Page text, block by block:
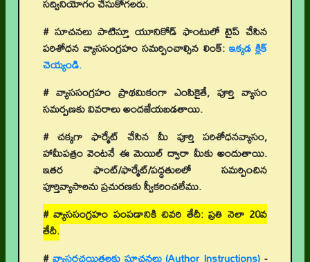
సద్వినియోగం చేసుకోగలరు.
# సూచనలు పాటిస్తూ యూనికోడ్ ఫాంటులో టైప్ చేసిన
పరిశోధన వ్యాససంగ్రహం సమర్పించాల్సిన లింక్: ఇక్కడ క్లిక్
చెయ్యండి.
# వ్యాససంగ్రహం ప్రాథమికంగా ఎంపికైతే, పూర్తి వ్యాసం
సమర్పణకు వివరాలు అందజేయబడతాయి.
# చక్కగా ఫార్మేట్ చేసిన మీ పూర్తి పరిశోధనవ్యాసం,
హామీపత్రం వెంటనే ఈ మెయిల్ ద్వారా మీకు అందుతాయి.
ఇతర ఫాంట్/ఫార్మేట్/పద్ధతులలో సమర్పించిన
పూర్తివ్యాసాలను ప్రచురణకు స్వీకరించలేము.
# వ్యాససంగ్రహం పంపడానికి చివరి తేదీ: ప్రతి నెలా 20వ
తేదీ.